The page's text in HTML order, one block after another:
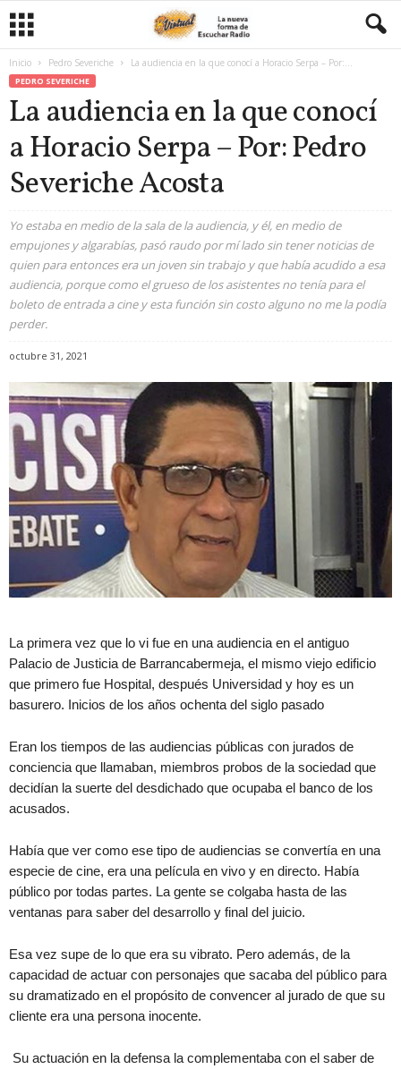
Inicio Pedro Severiche La audiencia en la que conocí a Horacio Serpa – Por:...
PEDRO SEVERICHE
La audiencia en la que conocí
a Horacio Serpa – Por: Pedro
Severiche Acosta
Yo estaba en medio de la sala de la audiencia, y él, en medio de
empujones y algarabías, pasó raudo por mí lado sin tener noticias de
quien para entonces era un joven sin trabajo y que había acudido a esa
audiencia, porque como el grueso de los asistentes no tenía para el
boleto de entrada a cine y esta función sin costo alguno no me la podía
perder.
octubre 31, 2021
La primera vez que lo vi fue en una audiencia en el antiguo
Palacio de Justicia de Barrancabermeja, el mismo viejo edificio
que primero fue Hospital, después Universidad y hoy es un
basurero. Inicios de los años ochenta del siglo pasado
Eran los tiempos de las audiencias públicas con jurados de
conciencia que llamaban, miembros probos de la sociedad que
decidían la suerte del desdichado que ocupaba el banco de los
acusados.
Había que ver como ese tipo de audiencias se convertía en una
especie de cine, era una película en vivo y en directo. Había
público por todas partes. La gente se colgaba hasta de las
ventanas para saber del desarrollo y final del juicio.
Esa vez supe de lo que era su vibrato. Pero además, de la
capacidad de actuar con personajes que sacaba del público para
su dramatizado en el propósito de convencer al jurado de que su
cliente era una persona inocente.
Su actuación en la defensa la complementaba con el saber de